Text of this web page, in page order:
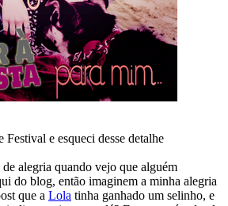
e esqueci desse detalhe
alegria quando vejo que alguém
do blog, então imaginem a minha alegria
que a Lola tinha ganhado um selinho, e